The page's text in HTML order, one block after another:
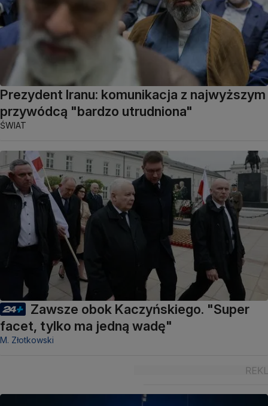
Prezydent Iranu: komunikacja z najwyższym
przywódcą "bardzo utrudniona"
ŚWIAT
Zawsze obok Kaczyńskiego. "Super
facet, tylko ma jedną wadę"
M. Złotkowski